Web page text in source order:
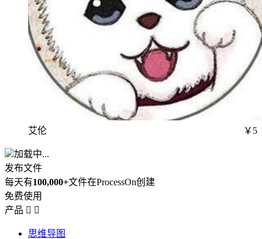
艾伦 ￥5
加载中...
发布文件
每天有100,000+文件在ProcessOn创建
免费使用
产品  
思维导图